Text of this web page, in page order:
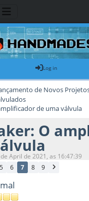
Log in
de Novos
de uma válvula
O
April de 2021, as 16:47:39
5 6 7 8 9